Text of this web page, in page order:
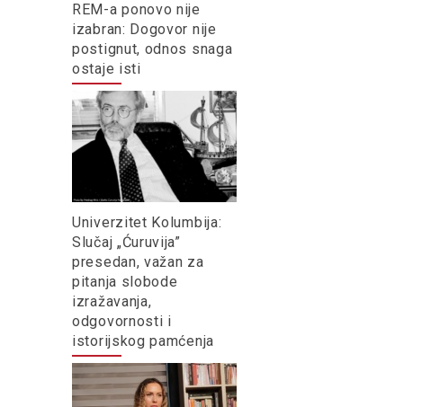
REM-a ponovo nije
izabran: Dogovor nije
postignut, odnos snaga
ostaje isti
Univerzitet Kolumbija:
Slučaj „Ćuruvija”
presedan, važan za
pitanja slobode
izražavanja,
odgovornosti i
istorijskog pamćenja